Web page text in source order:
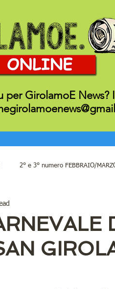
per GirolamoE News?
2° e 3° numero FEBBRAIO/
OTT. NOV. 22
4° Numero FEBBRAIO 2022